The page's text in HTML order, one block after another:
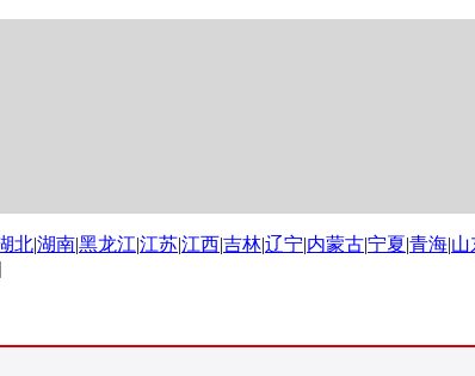
北|湖南|黑龙江|江苏|江西|吉林|辽宁|内蒙古|宁夏|青海|山